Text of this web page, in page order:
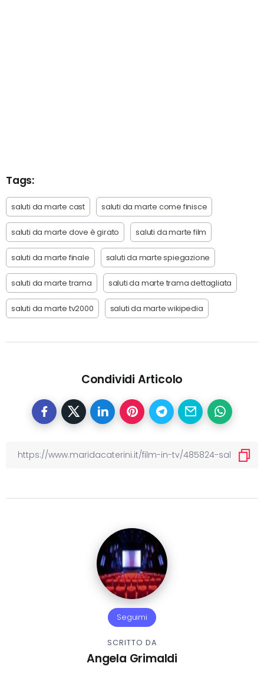
Tags:
saluti da marte cast saluti da marte come finisce
saluti da marte dove è girato saluti da marte film
saluti da marte finale saluti da marte spiegazione
saluti da marte trama saluti da marte trama dettagliata
saluti da marte tv2000 saluti da marte wikipedia
Condividi Articolo
Seguimi
SCRITTO DA
Angela Grimaldi